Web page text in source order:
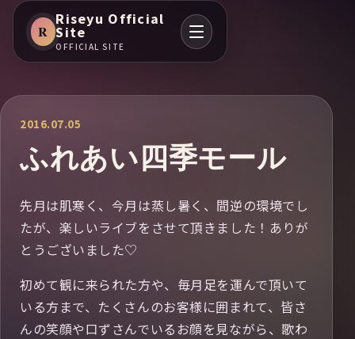
R
Riseyu Official
Site
OFFICIAL SITE
2016.07.05
ふれあい四季モール
先月は肌寒く、今月は蒸し暑く、間逆の環境でし
たが、楽しいライブをさせて頂きました！ありが
とうございました♡
初めて観に来られた方や、毎月足を運んで頂いて
いる方まで、たくさんのお客様に囲まれて、皆さ
んの笑顔や口ずさんでいるお顔を見ながら、歌わ